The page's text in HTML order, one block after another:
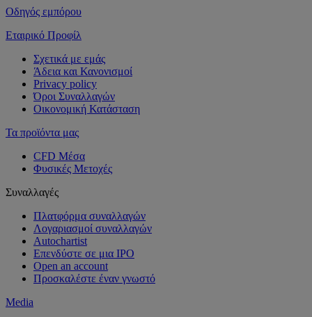
Οδηγός εμπόρου
Εταιρικό Προφίλ
Σχετικά με εμάς
Άδεια και Κανονισμοί
Privacy policy
Όροι Συναλλαγών
Οικονομική Κατάσταση
Τα προϊόντα μας
CFD Μέσα
Φυσικές Μετοχές
Συναλλαγές
Πλατφόρμα συναλλαγών
Λογαριασμοί συναλλαγών
Autochartist
Επενδύστε σε μια IPO
Open an account
Προσκαλέστε έναν γνωστό
Media